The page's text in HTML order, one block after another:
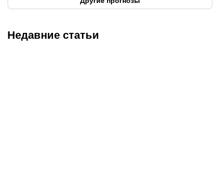
Недавние статьи